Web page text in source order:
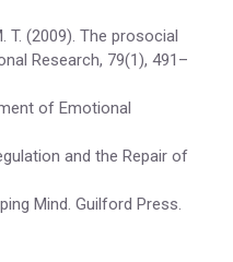
T. (2009). The prosocial
Research, 79(1), 491–
of Emotional
and the Repair of
Mind. Guilford Press.